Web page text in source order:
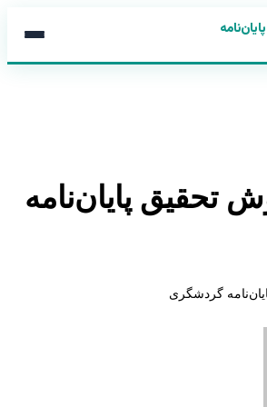
تحقیق پایان‌نامه